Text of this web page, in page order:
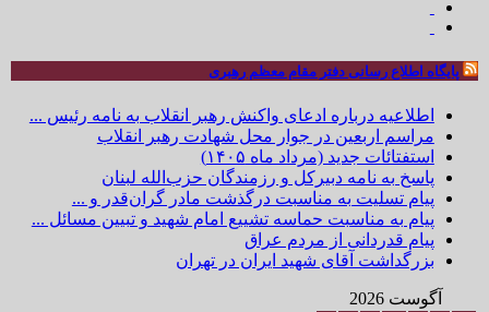
پایگاه اطلاع رسانی دفتر مقام معظم رهبری
اطلاعیه درباره ادعای واکنش رهبر انقلاب به نامه رئیس ...
مراسم اربعین در جوار محل شهادت رهبر انقلاب
استفتائات جدید (مرداد ماه ۱۴۰۵)
پاسخ به نامه دبیرکل و رزمندگان حزب‌الله لبنان
پیام تسلیت به مناسبت درگذشت مادر گران‌قدر و ...
پیام به مناسبت حماسه تشییع امام شهید و تبیین مسائل ...
پیام قدردانی از مردم عراق
بزرگداشت آقای شهید ایران در تهران
آگوست 2026